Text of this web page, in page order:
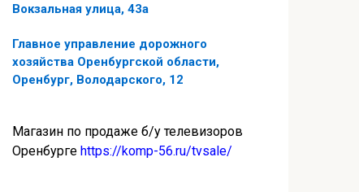
Вокзальная улица, 43а
Главное управление дорожного
хозяйства Оренбургской области,
Оренбург, Володарского, 12
Магазин по продаже б/у телевизоров
Оренбурге https://komp-56.ru/tvsale/